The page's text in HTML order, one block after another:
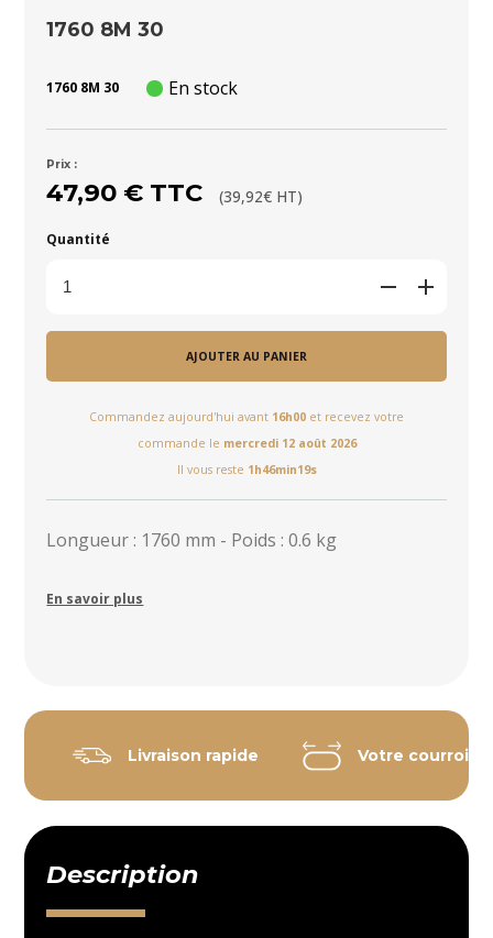
1760 8M 30
1760 8M 30 En stock
Prix :
47,90 € TTC (39,92€ HT)
Quantité
AJOUTER AU PANIER
Commandez aujourd'hui avant 16h00 et recevez votre
commande le mercredi 12 août 2026
Il vous reste 1h46min18s
Longueur : 1760 mm - Poids : 0.6 kg
En savoir plus
Livraison rapide Votre courroie
Description